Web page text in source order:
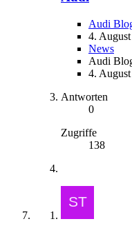
Audi
4.
News
Audi
4.
Antworten
0
Zugriffe
138